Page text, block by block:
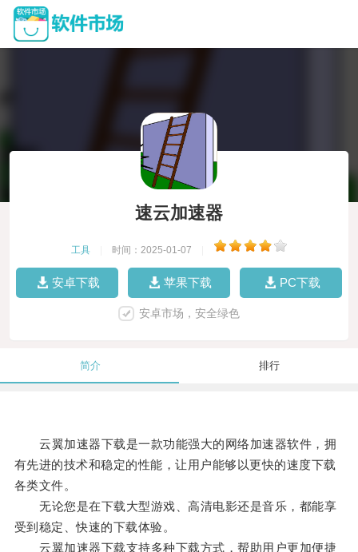
速云加速器
工具 时间：2025-01-07
安卓下载 苹果下载 PC下载
安卓市场，安全绿色
简介 排行
云翼加速器下载是一款功能强大的网络加速器软件，拥
有先进的技术和稳定的性能，让用户能够以更快的速度下载
各类文件。
无论您是在下载大型游戏、高清电影还是音乐，都能享
受到稳定、快速的下载体验。
云翼加速器下载支持多种下载方式，帮助用户更加便捷